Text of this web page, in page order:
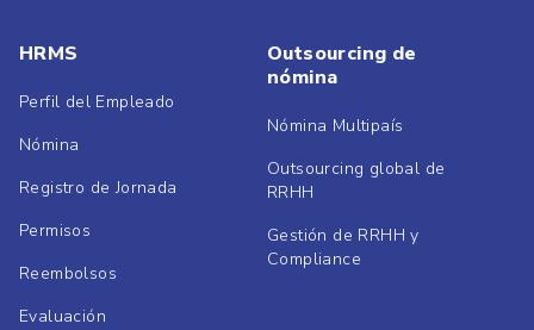
HRMS
Perfil del Empleado
Nómina
Registro de Jornada
Permisos
Reembolsos
Evaluación
Outsourcing de
nómina
Nómina Multipaís
Outsourcing global de
RRHH
Gestión de RRHH y
Compliance